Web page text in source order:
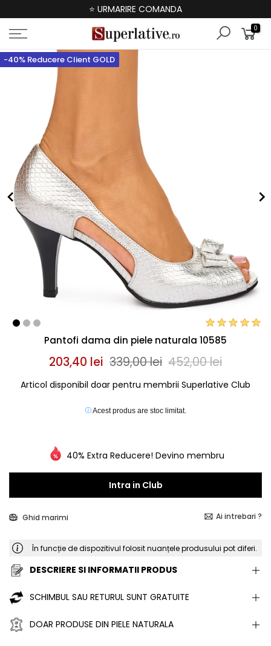
⭐ URMARIRE COMANDA
0
-40% Reducere Client GOLD
Pantofi dama din piele naturala 10585
203,40 lei 339,00 lei 452,00 lei
Articol disponibil doar pentru membrii Superlative Club
Acest produs are stoc limitat.
40% Extra Reducere! Devino membru
Intra in Club
Ghid marimi Ai intrebari ?
În funcție de dispozitivul folosit nuanțele produsului pot diferi.
DESCRIERE SI INFORMATII PRODUS
SCHIMBUL SAU RETURUL SUNT GRATUITE
DOAR PRODUSE DIN PIELE NATURALA